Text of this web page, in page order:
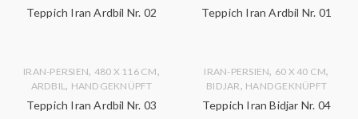
Teppich Iran Ardbil Nr. 02 Teppich Iran Ardbil Nr. 01
IRAN-PERSIEN, 480 X 116 CM,
ARDBIL, HANDGEKNÜPFT
Teppich Iran Ardbil Nr. 03
IRAN-PERSIEN, 60 X 40 CM,
BIDJAR, HANDGEKNÜPFT
Teppich Iran Bidjar Nr. 04